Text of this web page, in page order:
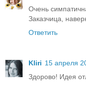
Очень
Заказчица,
Ответить
Kliri 15 апреля
Здорово! Идея